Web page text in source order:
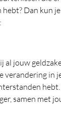
Dan kun
al jouw
verandering in
hebt.
samen met